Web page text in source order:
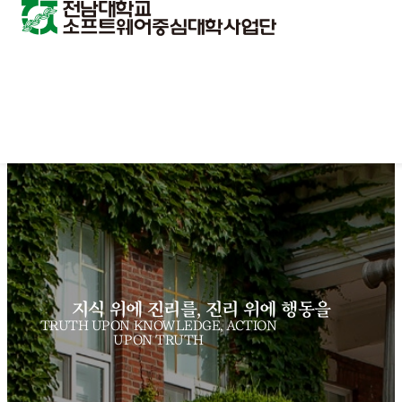
지식 위에 진리를, 진리 위에 행동을
TRUTH UPON KNOWLEDGE, ACTION
UPON TRUTH